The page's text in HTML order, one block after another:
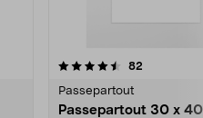
82
Passepartout
Passepartout 30 x
4.5viidestä